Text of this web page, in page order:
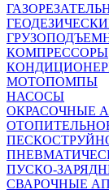
КОМПРЕССОРЫ
МОТОПОМПЫ
НАСОСЫ
ОКРАСОЧНЫЕ
ПУСКО-
СВАРОЧНЫЕ